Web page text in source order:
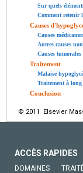
Sur quels
Comment retenir
Causes
Causes
Autres causes
Causes
Traitement
Malaise
Traitement à long
Conclusion
© 2011 Elsevier
ACCÈS RAPIDES
DOMAINES